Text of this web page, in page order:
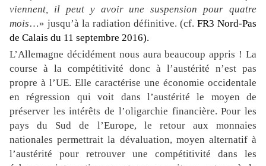
viennent, il peut y avoir une suspension pour quatre
mois…» jusqu’à la radiation définitive. (cf. FR3 Nord-Pas
de Calais du 11 septembre 2016).
L’Allemagne décidément nous aura beaucoup appris ! La
course à la compétitivité donc à l’austérité n’est pas
propre à l’UE. Elle caractérise une économie occidentale
en régression qui voit dans l’austérité le moyen de
préserver les intérêts de l’oligarchie financière. Pour les
pays du Sud de l’Europe, le retour aux monnaies
nationales permettrait la dévaluation, moyen alternatif à
l’austérité pour retrouver une compétitivité dans les